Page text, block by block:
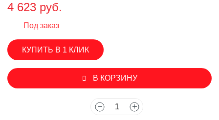
4 623 руб.
Под заказ
КУПИТЬ В 1 КЛИК
В КОРЗИНУ